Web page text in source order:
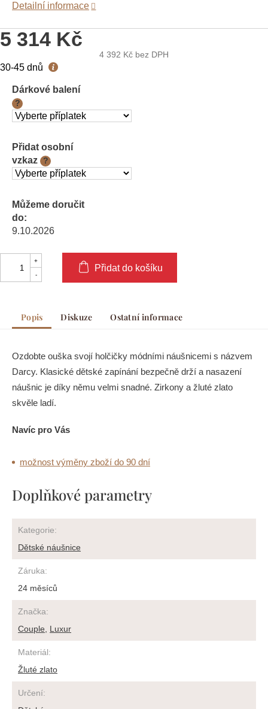
5 314 Kč
4 392 Kč bez DPH
Měrná
30-45 dnů
Dárkové balení
?
Přidat osobní
vzkaz
?
Můžeme doručit
do:
9.10.2026
Přidat do košíku
Detailní informace
Popis Diskuze Ostatní informace
Ozdobte ouška svojí holčičky módními náušnicemi s názvem
Darcy. Klasické dětské zapínání bezpečně drží a nasazení
náušnic je díky němu velmi snadné. Zirkony a žluté zlato
skvěle ladí.
Navíc pro Vás
možnost výměny zboží do 90 dní
Doplňkové parametry
Kategorie:
Dětské náušnice
Záruka:
24 měsíců
Značka:
Couple
Luxur
Materiál:
Žluté zlato
Určení: